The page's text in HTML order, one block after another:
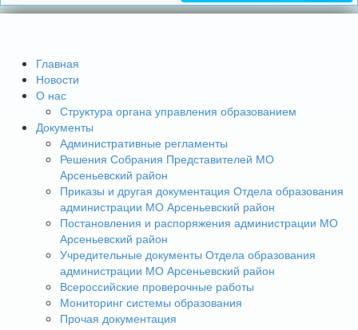
Главная
Новости
О нас
Структура органа управления образованием
Документы
Административные регламенты
Решения Собрания Представителей МО
Арсеньевский район
Приказы и другая документация Отдела образования
администрации МО Арсеньевский район
Постановления и распоряжения администрации МО
Арсеньевский район
Учредительные документы Отдела образования
администрации МО Арсеньевский район
Всероссийские проверочные работы
Мониторинг системы образования
Прочая документация